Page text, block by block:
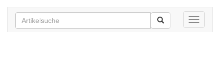
Toggle